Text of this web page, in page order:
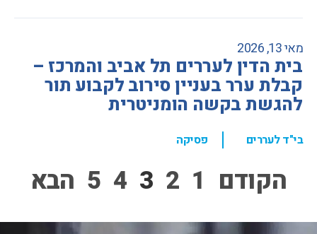
מאי 13, 2026
בית הדין לעררים תל אביב והמרכז –
קבלת ערר בעניין סירוב לקבוע תור
להגשת בקשה הומניטרית
בי"ד לעררים , פסיקה
הקודם 1
2
3
4
5 הבא